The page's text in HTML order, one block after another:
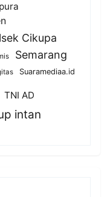
Cikupa
Semarang
Suaramediaa.id
TNI AD
intan